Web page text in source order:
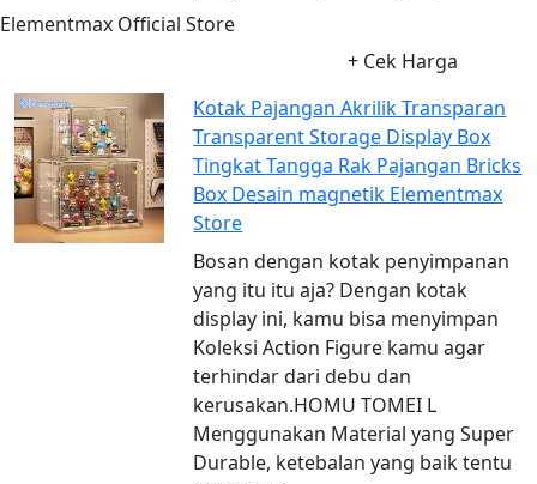
Elementmax Official Store
+ Cek Harga
Kotak Pajangan Akrilik Transparan
Transparent Storage Display Box
Tingkat Tangga Rak Pajangan Bricks
Box Desain magnetik Elementmax
Store
Bosan dengan kotak penyimpanan
yang itu itu aja? Dengan kotak
display ini, kamu bisa menyimpan
Koleksi Action Figure kamu agar
terhindar dari debu dan
kerusakan.HOMU TOMEI L
Menggunakan Material yang Super
Durable, ketebalan yang baik tentu